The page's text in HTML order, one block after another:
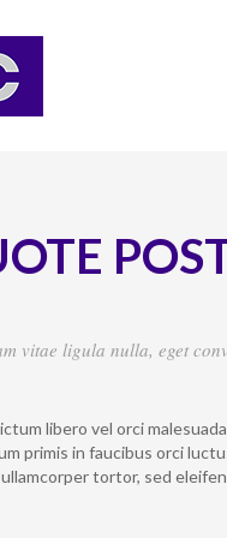
vitae ligula nulla, eget
libero vel orci
primis in faucibus orci
tortor, sed